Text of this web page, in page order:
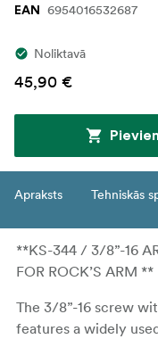
EAN 6954016532687
Noliktavā
45,90 €
Apraksts Tehniskās
**KS-344 / 3/8”-16
FOR ROCK’S ARM **
The 3/8”-16 screw
features a widely